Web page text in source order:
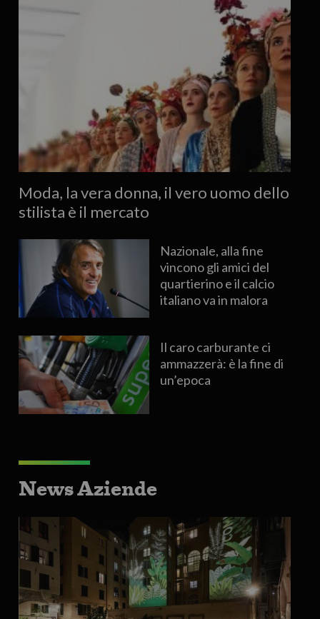
Moda, la vera donna, il vero uomo dello
stilista è il mercato
Nazionale, alla fine
vincono gli amici del
quartierino e il calcio
italiano va in malora
Il caro carburante ci
ammazzerà: è la fine di
un’epoca
News Aziende